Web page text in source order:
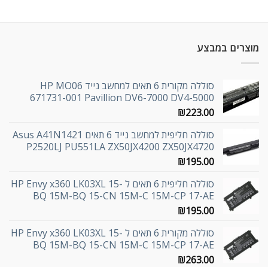
מוצרים במבצע
סוללה מקורית 6 תאים למחשב נייד HP MO06
671731-001 Pavillion DV6-7000 DV4-5000
₪223.00
סוללה חליפית למחשב נייד 6 תאים Asus A41N1421
P2520LJ PU551LA ZX50JX4200 ZX50JX4720
₪195.00
סוללה חליפית 6 תאים ל HP Envy x360 LK03XL 15-
BQ 15M-BQ 15-CN 15M-C 15M-CP 17-AE
₪195.00
סוללה מקורית 6 תאים ל HP Envy x360 LK03XL 15-
BQ 15M-BQ 15-CN 15M-C 15M-CP 17-AE
₪263.00